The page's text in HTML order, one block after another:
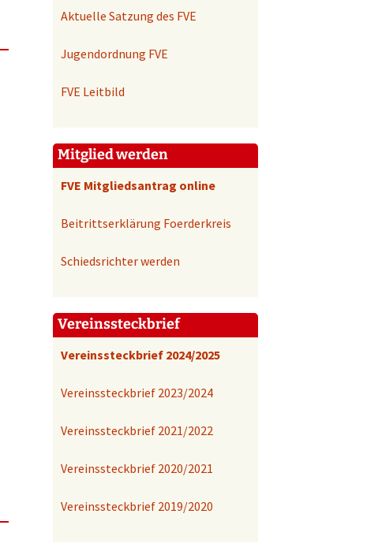
Aktuelle Satzung des FVE
Jugendordnung FVE
FVE Leitbild
Mitglied werden
FVE Mitgliedsantrag online
Beitrittserklärung Foerderkreis
Schiedsrichter werden
Vereinssteckbrief
Vereinssteckbrief 2024/2025
Vereinssteckbrief 2023/2024
Vereinssteckbrief 2021/2022
Vereinssteckbrief 2020/2021
Vereinssteckbrief 2019/2020